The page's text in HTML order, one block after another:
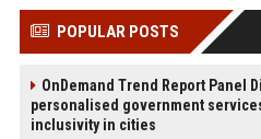
POPULAR POSTS
OnDemand Trend Report Panel
personalised government
inclusivity in cities